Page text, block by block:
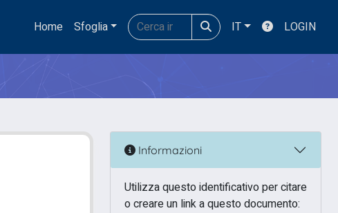
Home Sfoglia IT LOGIN
Informazioni
Utilizza questo identificativo per citare
o creare un link a questo documento: